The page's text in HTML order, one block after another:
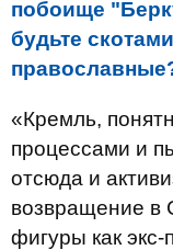
побоище
будьте
«Кремль,
процессами и
отсюда и
возвращение в
фигуры как